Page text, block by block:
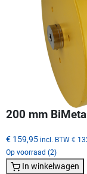
200 mm
€ 159,95 incl. BTW €
Op voorraad (2)
In winkelwagen